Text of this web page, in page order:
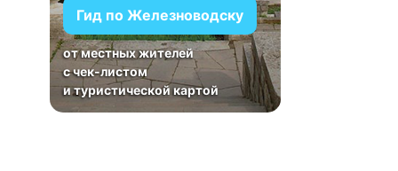
Гид по Железноводску
от местных жителей
с чек-листом
и туристической картой